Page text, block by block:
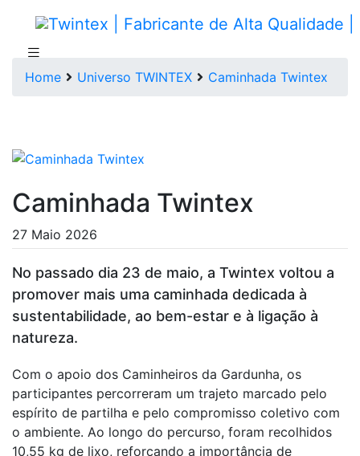
Home Universo TWINTEX Caminhada Twintex
Caminhada Twintex
27 Maio 2026
No passado dia 23 de maio, a Twintex voltou a
promover mais uma caminhada dedicada à
sustentabilidade, ao bem-estar e à ligação à
natureza.
Com o apoio dos Caminheiros da Gardunha, os
participantes percorreram um trajeto marcado pelo
espírito de partilha e pelo compromisso coletivo com
o ambiente. Ao longo do percurso, foram recolhidos
10,55 kg de lixo, reforçando a importância de